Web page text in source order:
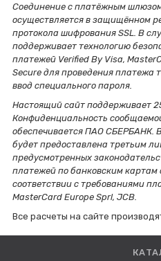
Соединение с платёжным
осуществляется в защищённом
протокола шифрования SSL. В
поддерживает технологию
платежей Verified By Visa,
Secure для проведения платежа
ввод специального пароля.
Настоящий сайт поддерживает
Конфиденциальность
обеспечивается ПАО СБЕРБАНК.
будет предоставлена третьим
предусмотренных
платежей по банковским картам
соответствии с требованиями
MasterCard Europe Sprl, JCB.
Все расчеты на сайте